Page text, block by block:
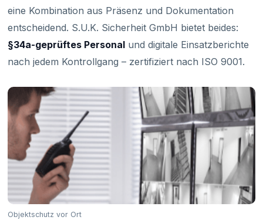
eine Kombination aus Präsenz und Dokumentation
entscheidend. S.U.K. Sicherheit GmbH bietet beides:
§34a-geprüftes Personal und digitale Einsatzberichte
nach jedem Kontrollgang – zertifiziert nach ISO 9001.
Objektschutz vor Ort